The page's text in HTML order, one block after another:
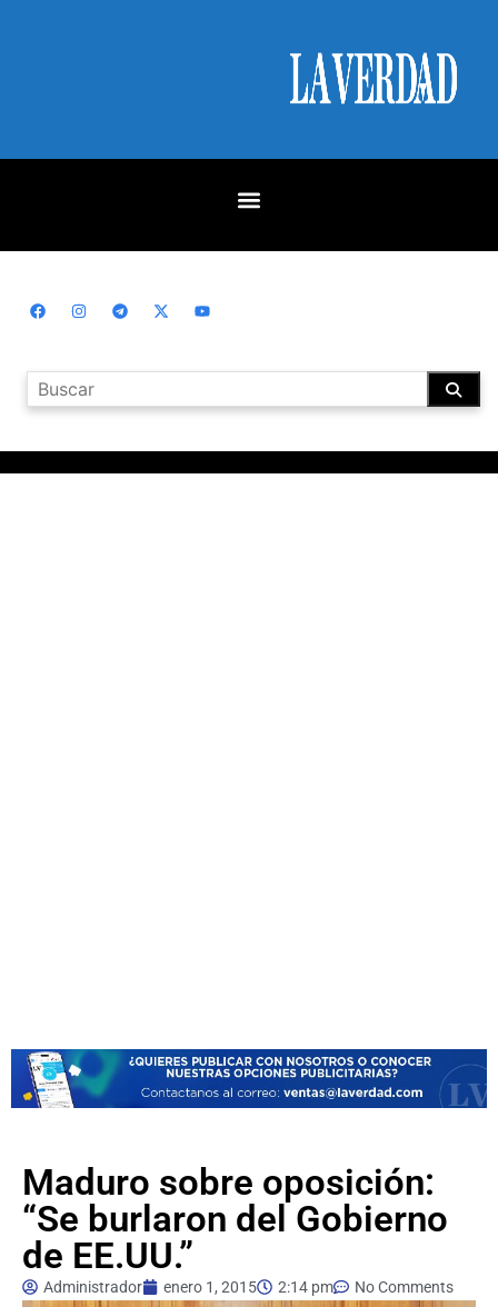
Maduro sobre oposición:
“Se burlaron del Gobierno
de EE.UU.”
Administrador enero 1, 2015 2:14 pm No Comments